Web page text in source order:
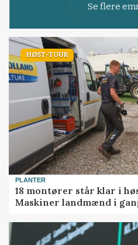
Se flere
HØST-TOUR
PLANTER
18 montører står klar i
Maskiner landmænd i